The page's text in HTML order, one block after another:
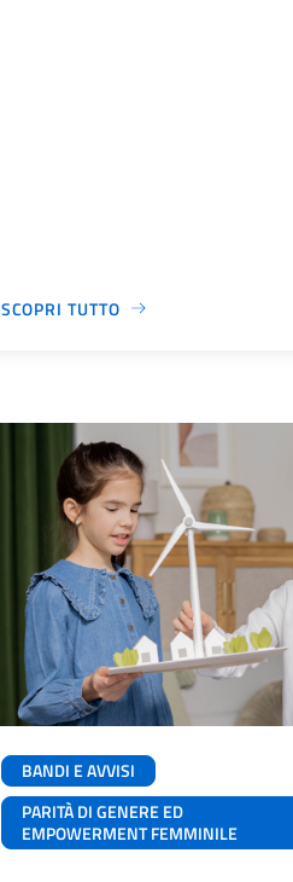
SCOPRI TUTTO
BANDI E AVVISI
PARITÀ DI GENERE ED
EMPOWERMENT FEMMINILE